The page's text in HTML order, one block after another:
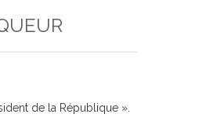
de la République ».